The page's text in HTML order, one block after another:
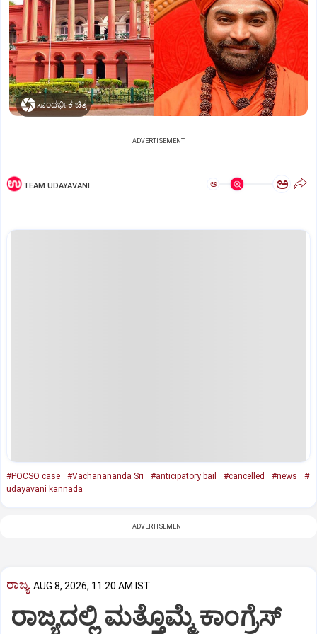
ಸಾಂದರ್ಭಿಕ ಚಿತ್ರ
ADVERTISEMENT
TEAM UDAYAVANI ಅ ಅ
#POCSO case #Vachanananda Sri #anticipatory bail #cancelled #news
#
udayavani kannada
ADVERTISEMENT
ರಾಜ್ಯ AUG 8, 2026, 11:20 AM IST
ರಾಜ್ಯದಲ್ಲಿ ಮತ್ತೊಮ್ಮೆ ಕಾಂಗ್ರೆಸ್‌